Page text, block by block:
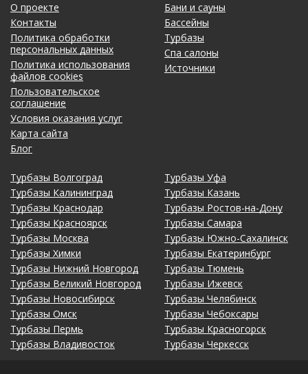
О проекте
Контакты
Политика обработки
персональных данных
Политика использования
файлов cookies
Пользовательское
соглашение
Условия оказания услуг
Карта сайта
Блог
Бани и сауны
Бассейны
Турбазы
Спа салоны
Источники
Турбазы Волгоград
Турбазы Калининград
Турбазы Краснодар
Турбазы Красноярск
Турбазы Москва
Турбазы Химки
Турбазы Нижний Новгород
Турбазы Великий Новгород
Турбазы Новосибирск
Турбазы Омск
Турбазы Пермь
Турбазы Владивосток
Турбазы Уфа
Турбазы Казань
Турбазы Ростов-на-Дону
Турбазы Самара
Турбазы Южно-Сахалинск
Турбазы Екатеринбург
Турбазы Тюмень
Турбазы Ижевск
Турбазы Челябинск
Турбазы Чебоксары
Турбазы Красногорск
Турбазы Черкесск